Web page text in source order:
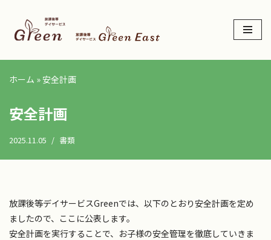
コ
テ
ン
へ
ス
キ
ホーム »安全計画
安全計画
2025.11.05 書類
放課後等デイサービスGreenでは、以下のとおり安全計画を定め
ましたので、ここに公表します。
安全計画を実行することで、お子様の安全管理を徹底していきま